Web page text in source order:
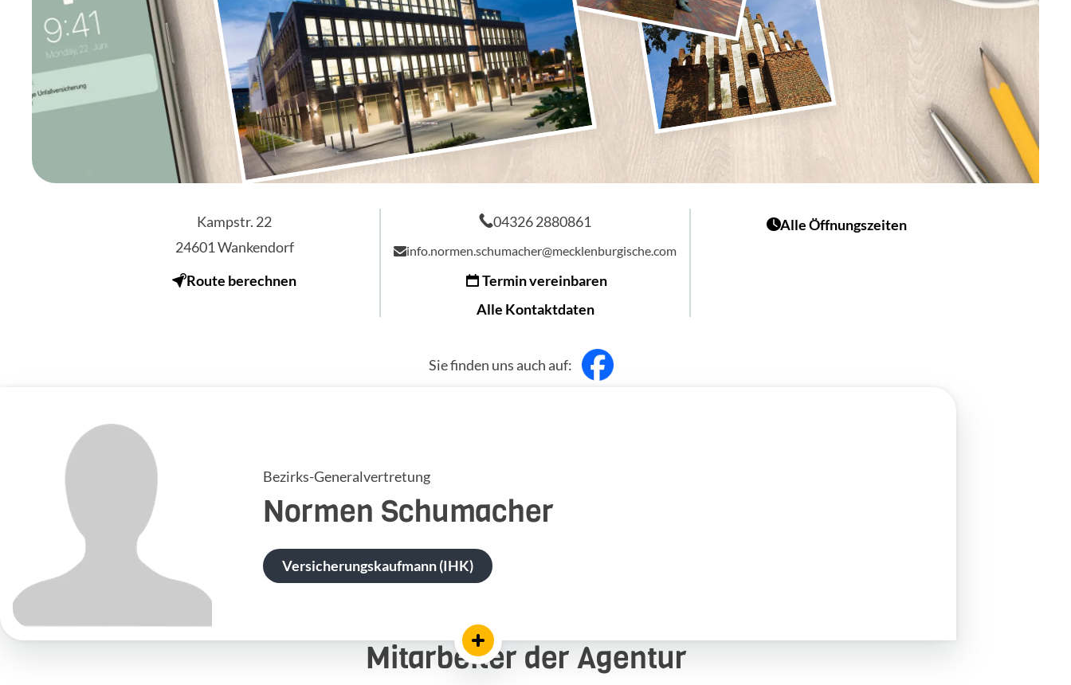
Kampstr. 22
24601Wankendorf
Route berechnen
04326 2880861
info.normen.schumacher@mecklenburgische.com
Termin vereinbaren
Alle Kontaktdaten
Alle Öffnungszeiten
Sie finden uns auch auf:
Bezirks-Generalvertretung
Normen Schumacher
Versicherungskaufmann (IHK)
Mitarbeiter der Agentur